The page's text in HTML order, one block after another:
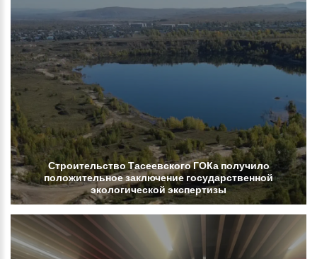
СтроительствоТасеевскогоГОКаполучило
положительноезаключениегосударственной
экологической экспертизы